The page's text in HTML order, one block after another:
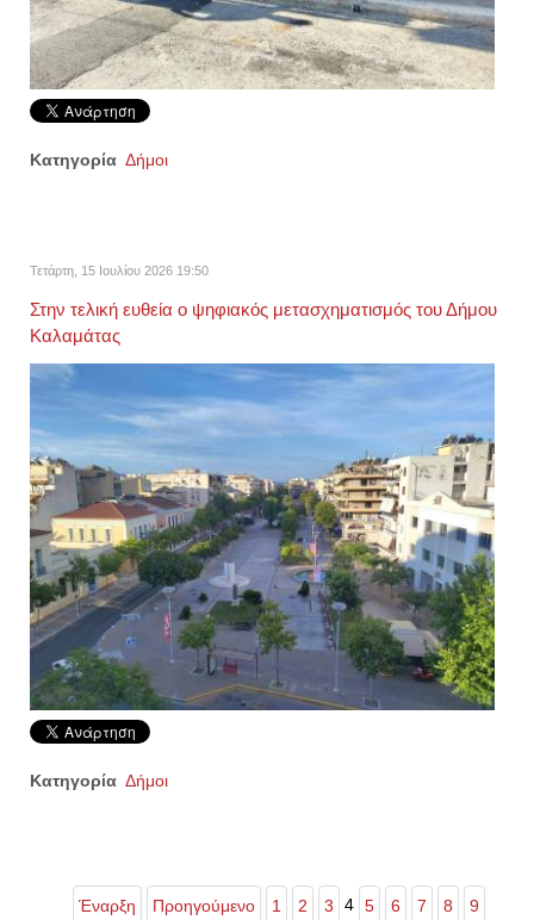
Κατηγορία Δήμοι
Τετάρτη, 15 Ιουλίου 2026 19:50
Στην τελική ευθεία ο ψηφιακός μετασχηματισμός του Δήμου
Καλαμάτας
Κατηγορία Δήμοι
Έναρξη Προηγούμενο 1 2 3 4 5 6 7 8 9